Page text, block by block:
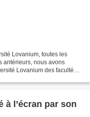
Lovanium, toutes les
antérieurs, nous avons
Lovanium des facultés
à l’écran par son